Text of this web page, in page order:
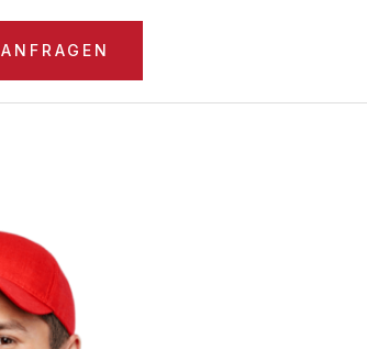
ANFRAGEN